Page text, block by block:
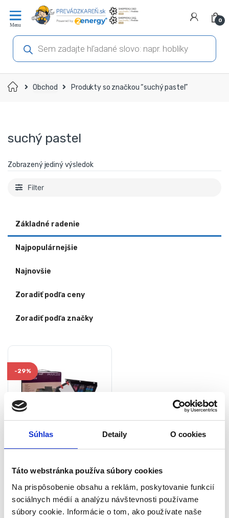
Súhlas Detaily O cookies
Táto webstránka používa súbory cookies
Na prispôsobenie obsahu a reklám, poskytovanie funkcií
sociálnych médií a analýzu návštevnosti používame
súbory cookie. Informácie o tom, ako používate naše
navigáciu
obsah
0
Products
search
Domov Obchod Produkty so značkou “suchý pastel”
suchý pastel
Zobrazený jediný výsledok
Filter
Základné radenie
Najpopulárnejšie
Najnovšie
Zoradiť podľa ceny
Zoradiť podľa značky
Maľovanie a kreatívne tvorenie
-29%
Skladom - doručenie do 24-
48 hod .